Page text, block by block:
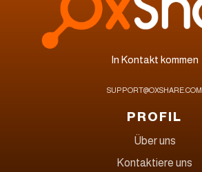
In Kontakt kommen
SUPPORT@OXSHARE.COM
PROFIL
Über uns
Kontaktiere uns